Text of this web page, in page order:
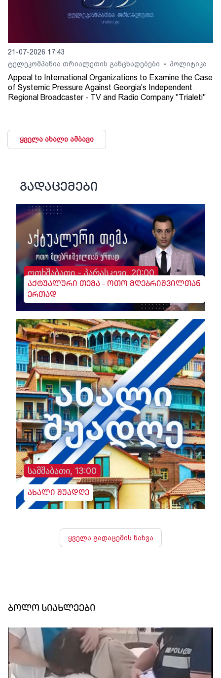
21-07-2026 17:43
ტელეკომპანია თრიალეთის განცხადებები
• პოლიტიკა
Appeal to International Organizations to Examine the Case
of Systemic Pressure Against Georgia's Independent
Regional Broadcaster - TV and Radio Company "Trialeti"
ყველა ახალი ამბავი
გადაცემები
ოთხშაბათი - პარასკევი, 20:00
აქტუალური თემა - ოთო მღებრიშვილთან
ერთად
სამშაბათი, 13:00
ახალი შუადღე
ყველა გადაცემის ნახვა
ბოლო სიახლეები